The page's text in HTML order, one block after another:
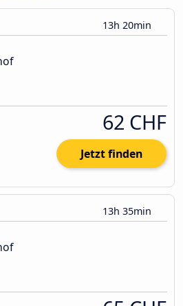
13h 20min
62 CHF
Jetzt finden
13h 35min